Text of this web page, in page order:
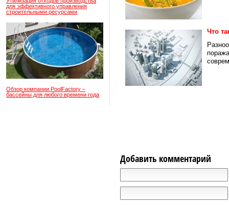
для эффективного управления
строительными ресурсами
Обзор компании PoolFactory –
бассейны для любого времени года
Что
Добавить комментарий